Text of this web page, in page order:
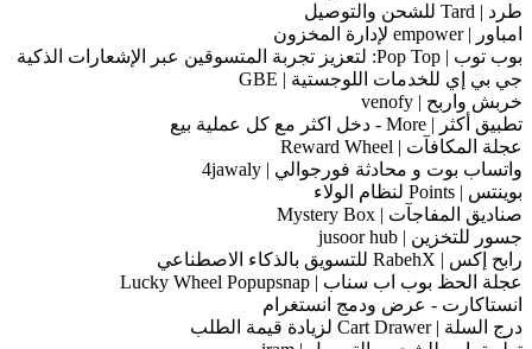
طرد | Tard للشحن والتوصيل
امباور | empower لإدارة المخزون
بوب توب | Pop Top: لتعزيز تجربة المتسوقين عبر الإشعارات الذكية
جي بي إي للخدمات اللوجستية | GBE
خربش واربح | venofy
تطبيق أكثر | More - دخل اكثر مع كل عملية بيع
عجلة المكافآت | Reward Wheel
واتساب بوت و محادثة فورجوالي | 4jawaly
بوينتس | Points لنظام الولاء
صناديق المفاجآت | Mystery Box
جسور للتخزين | jusoor hub
رابح إكس | RabehX للتسويق بالذكاء الاصطناعي
عجلة الحظ بوب اب سناب | Lucky Wheel Popupsnap
انستاكارت - عرض ودمج انستغرام
درج السلة | Cart Drawer لزيادة قيمة الطلب